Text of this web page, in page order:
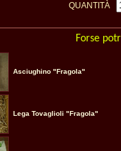
QUANTITÀ
Forse
Asciughino "Fragola"
Lega Tovaglioli "Fragola"